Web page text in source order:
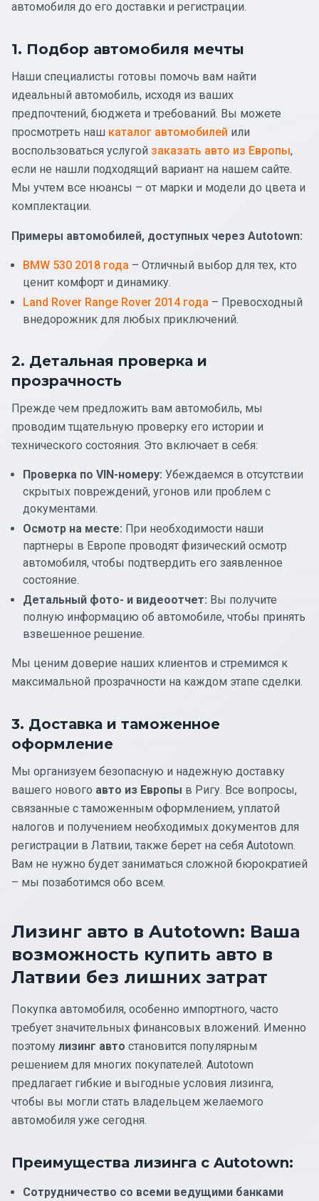
автомобиля до его доставки и регистрации.
1. Подбор автомобиля мечты
Наши специалисты готовы помочь вам найти
идеальный автомобиль, исходя из ваших
предпочтений, бюджета и требований. Вы можете
просмотреть наш каталог автомобилей или
воспользоваться услугой заказать авто из Европы,
если не нашли подходящий вариант на нашем сайте.
Мы учтем все нюансы – от марки и модели до цвета и
комплектации.
Примеры автомобилей, доступных через Autotown:
BMW 530 2018 года – Отличный выбор для тех, кто
ценит комфорт и динамику.
Land Rover Range Rover 2014 года – Превосходный
внедорожник для любых приключений.
2. Детальная проверка и
прозрачность
Прежде чем предложить вам автомобиль, мы
проводим тщательную проверку его истории и
технического состояния. Это включает в себя:
Проверка по VIN-номеру: Убеждаемся в отсутствии
скрытых повреждений, угонов или проблем с
документами.
Осмотр на месте: При необходимости наши
партнеры в Европе проводят физический осмотр
автомобиля, чтобы подтвердить его заявленное
состояние.
Детальный фото- и видеоотчет: Вы получите
полную информацию об автомобиле, чтобы принять
взвешенное решение.
Мы ценим доверие наших клиентов и стремимся к
максимальной прозрачности на каждом этапе сделки.
3. Доставка и таможенное
оформление
Мы организуем безопасную и надежную доставку
вашего нового авто из Европы в Ригу. Все вопросы,
связанные с таможенным оформлением, уплатой
налогов и получением необходимых документов для
регистрации в Латвии, также берет на себя Autotown.
Вам не нужно будет заниматься сложной бюрократией
– мы позаботимся обо всем.
Лизинг авто в Autotown: Ваша
возможность купить авто в
Латвии без лишних затрат
Покупка автомобиля, особенно импортного, часто
требует значительных финансовых вложений. Именно
поэтому лизинг авто становится популярным
решением для многих покупателей. Autotown
предлагает гибкие и выгодные условия лизинга,
чтобы вы могли стать владельцем желаемого
автомобиля уже сегодня.
Преимущества лизинга с Autotown:
Сотрудничество со всеми ведущими банками